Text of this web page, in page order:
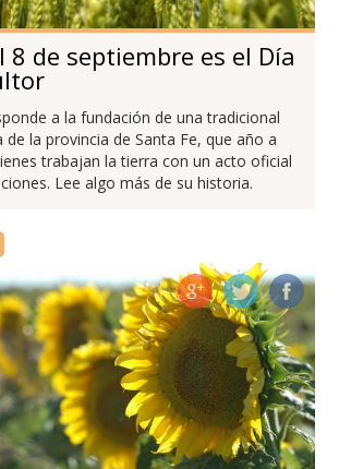
8 de septiembre es el Día
a la fundación de una tradicional
la provincia de Santa Fe, que año a
trabajan la tierra con un acto oficial
Lee algo más de su historia.